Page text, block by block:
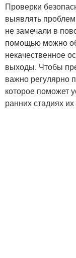
Проверки
выявлять
не замечали в
помощью можно
некачественное
выходы. Чтобы
важно регулярно
которое поможет
ранних стадиях